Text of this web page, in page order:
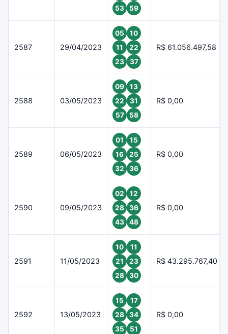
53
59
2587 29/04/2023
05
10
11
22
23
37
R$ 61.056.497,58
2588 03/05/2023
09
13
22
31
57
58
R$ 0,00
2589 06/05/2023
01
15
16
25
32
36
R$ 0,00
2590 09/05/2023
02
12
28
36
43
48
R$ 0,00
2591 11/05/2023
10
11
21
23
28
30
R$ 43.295.767,40
2592 13/05/2023
15
17
28
34
35
51
R$ 0,00